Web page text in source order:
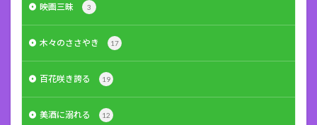
映画三昧 3
木々のささやき 17
百花咲き誇る 19
美酒に溺れる 12